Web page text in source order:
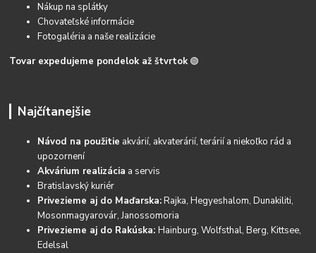
Nákup na splátky
Chovateľské informácie
Fotogaléria a naše realizácie
Tovar expedujeme pondelok až štvrtok 🟢
Najčítanejšie
Návod na použitie akvárií, akvaterárií, terárií a niekoľko rád a
upozornení
Akvárium realizácia a servis
Bratislavský kuriér
Privezieme aj do Maďarska:Rajka, Hegyeshalom, Dunakiliti,
Mosonmagyarovár, Janossomoria
Privezieme aj do Rakúska:Hainburg, Wolfsthal, Berg, Kittsee,
Edelsal